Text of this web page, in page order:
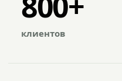
клиентов